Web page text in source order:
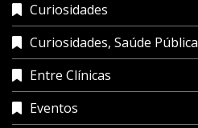
Curiosidades
Curiosidades, Saúde Pública
Entre Clínicas
Eventos